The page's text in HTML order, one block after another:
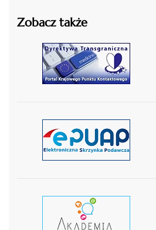
Zobacz także
czytaj więcej
czytaj więcej